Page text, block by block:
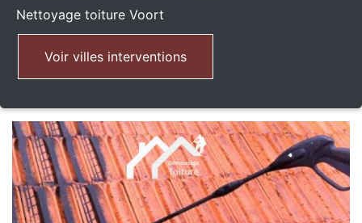
Nettoyage toiture Voort
Voir villes interventions